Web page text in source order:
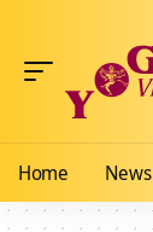
Home News